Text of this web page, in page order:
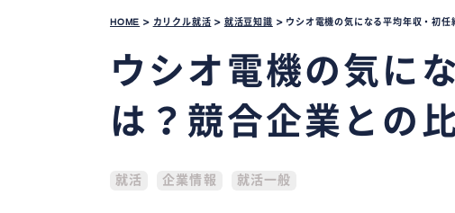
HOME > カリクル就活 > 就活豆知識 > ウシオ電機の気になる平均年収・初
ウシオ電機の気に
は？競合企業との
就活 企業情報 就活一般